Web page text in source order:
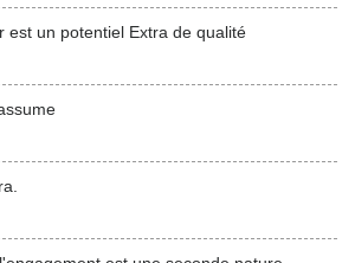
est un potentiel Extra de qualité